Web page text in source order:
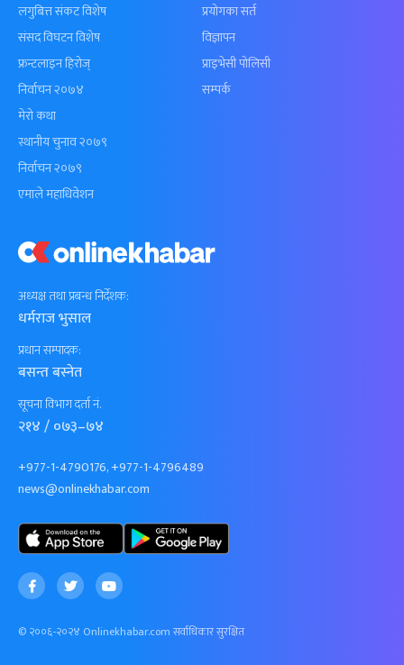
अध्यक्ष तथा प्रबन्ध निर्देशक:
धर्मराज भुसाल
प्रधान सम्पादक:
बसन्त बस्नेत
सूचना विभाग दर्ता नं.
२१४ / ०७३–७४
+977-1-4790176, +977-1-4796489
news@onlinekhabar.com
© २००६-२०२४ Onlinekhabar.com सर्वाधिकार सुरक्षित
लगुबित्त संकट विशेष
संसद विघटन विशेष
फ्रन्टलाइन हिरोज्
निर्वाचन २०७४
मेरो कथा
स्थानीय चुनाव २०७९
निर्वाचन २०७९
एमाले महाधिवेशन
प्रयोगका सर्त
विज्ञापन
प्राइभेसी पोलिसी
सम्पर्क